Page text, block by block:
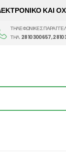
ΚΑΙ
ΤΗΛΕΦΩΝΙΚΕΣ
ΤΗΛ. 2810 300657,